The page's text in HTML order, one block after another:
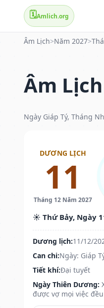
🗓️Amlich.org
Âm Lịch>Năm 2027>
Âm
Ngày Giáp Tý, Tháng
DƯƠNG LỊCH
11
Tháng 12 Năm 2027
☀️ Thứ Bảy, Ngày
Dương lịch:11/12/
Can chi:Ngày: Giáp
Tiết khí:Đại tuyết
Ngày Thiên Dương:
được vợ mọi việc